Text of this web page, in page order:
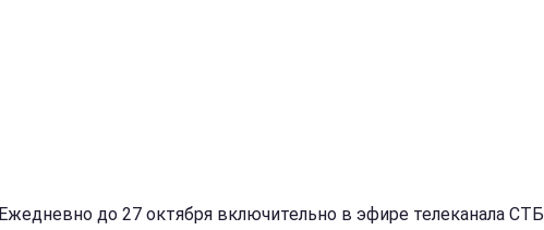
Ежедневно до 27 октября включительно в эфире телеканала СТБ